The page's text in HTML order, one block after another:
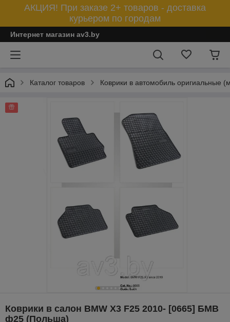
АКЦИЯ! При заказе 2+ товаров - доставка
курьером по городам
Интернет магазин av3.by
Каталог товаров Коврики в автомобиль оригиальные
Коврики в салон BMW X3 F25 2010- [0665] БМВ
ф25 (Польша)